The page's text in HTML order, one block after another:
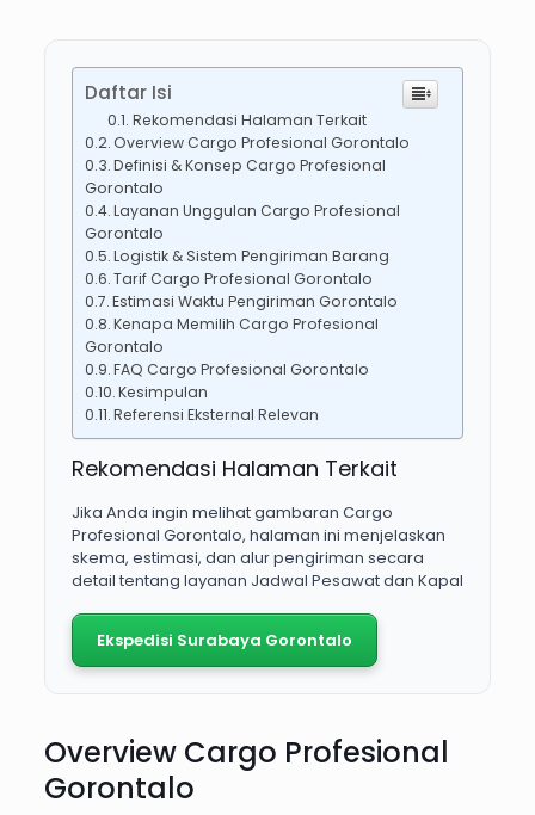
Daftar Isi
Rekomendasi Halaman Terkait
Overview Cargo Profesional Gorontalo
Definisi & Konsep Cargo Profesional
Gorontalo
Layanan Unggulan Cargo Profesional
Gorontalo
Logistik & Sistem Pengiriman Barang
Tarif Cargo Profesional Gorontalo
Estimasi Waktu Pengiriman Gorontalo
Kenapa Memilih Cargo Profesional
Gorontalo
FAQ Cargo Profesional Gorontalo
Kesimpulan
Referensi Eksternal Relevan
Rekomendasi Halaman Terkait
Jika Anda ingin melihat gambaran Cargo
Profesional Gorontalo, halaman ini menjelaskan
skema, estimasi, dan alur pengiriman secara
detail tentang layanan Jadwal Pesawat dan Kapal
Ekspedisi Surabaya Gorontalo
Overview Cargo Profesional
Gorontalo